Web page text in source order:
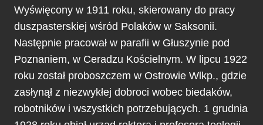
Wyświęcony w 1911 roku, skierowany do pracy
duszpasterskiej wśród Polaków w Saksonii.
Następnie pracował w parafii w Głuszynie pod
Poznaniem, w Ceradzu Kościelnym. W lipcu 1922
roku został proboszczem w Ostrowie Wlkp., gdzie
zasłynął z niezwykłej dobroci wobec biedaków,
robotników i wszystkich potrzebujących. 1 grudnia